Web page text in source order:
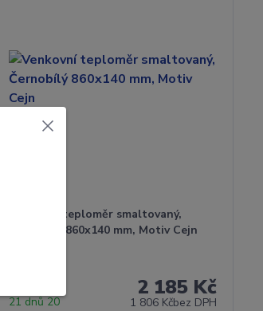
Venkovní teploměr smaltovaný,
Černobílý 860x140 mm, Motiv Cejn
2 185 Kč
1 806 Kčbez DPH
21 dnů 20